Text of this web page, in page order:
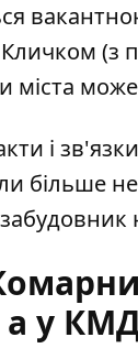
Кличком
міста
і
більше
а у